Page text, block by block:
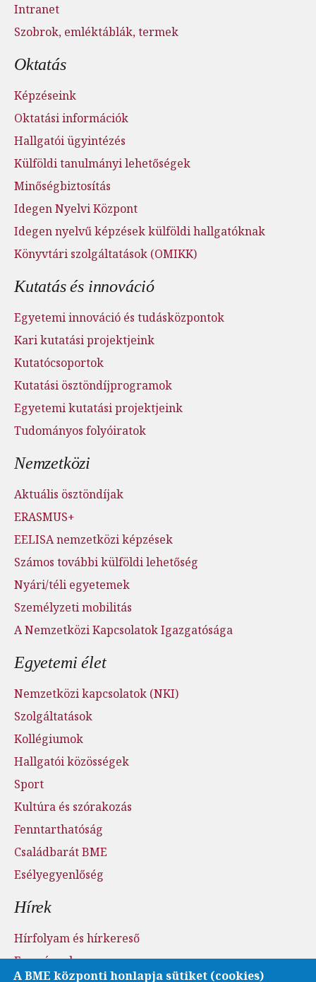
Intranet
Szobrok, emléktáblák, termek
Oktatás
Képzéseink
Oktatási információk
Hallgatói ügyintézés
Külföldi tanulmányi lehetőségek
Minőségbiztosítás
Idegen Nyelvi Központ
Idegen nyelvű képzések külföldi hallgatóknak
Könyvtári szolgáltatások (OMIKK)
Kutatás és innováció
Egyetemi innováció és tudásközpontok
Kari kutatási projektjeink
Kutatócsoportok
Kutatási ösztöndíjprogramok
Egyetemi kutatási projektjeink
Tudományos folyóiratok
Nemzetközi
Aktuális ösztöndíjak
ERASMUS+
EELISA nemzetközi képzések
Számos további külföldi lehetőség
Nyári/téli egyetemek
Személyzeti mobilitás
A Nemzetközi Kapcsolatok Igazgatósága
Egyetemi élet
Nemzetközi kapcsolatok (NKI)
Szolgáltatások
Kollégiumok
Hallgatói közösségek
Sport
Kultúra és szórakozás
Fenntarthatóság
Családbarát BME
Esélyegyenlőség
Hírek
Hírfolyam és hírkereső
Események
A BME központi honlapja sütiket (cookies)